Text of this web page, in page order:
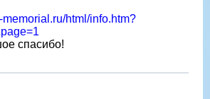
memorial.ru/html/info.htm?
спасибо!